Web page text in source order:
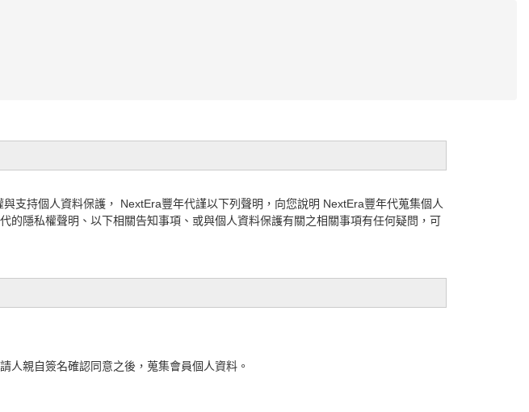
支持個人資料保護， NextEra豐年代謹以下列聲明，向您說明 NextEra豐年代蒐集個人
的隱私權聲明、以下相關告知事項、或與個人資料保護有關之相關事項有任何疑問，可
人親自簽名確認同意之後，蒐集會員個人資料。